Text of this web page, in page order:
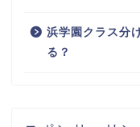
浜学園クラス分
る？